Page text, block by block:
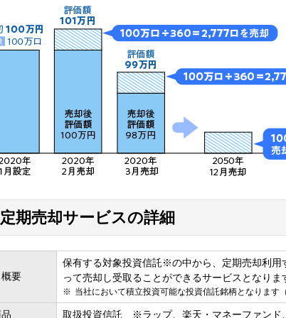
期売却サービスの詳細
要
保有する対象投資信託※の中から、定期売却利用
って売却し受取ることができるサービスとなりま
当社において積立投資可能な投資信託銘柄となります
取扱投資信託 ※ラップ、楽天・マネーファンド